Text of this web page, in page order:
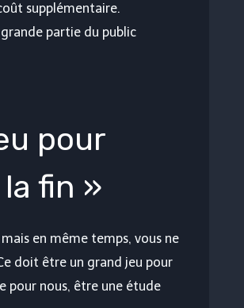
supplémentaire.
partie du public
pour
fin »
en même temps, vous ne
doit être un grand jeu pour
pour nous, être une étude